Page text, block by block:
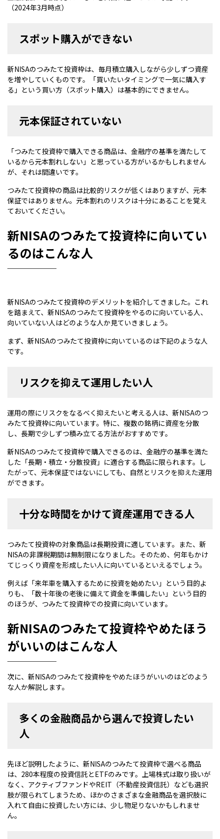
（2024年3月時点）
スポット購入ができない
新NISAのつみたて投資枠は、毎月積立購入しながら少しずつ資産
を増やしていくものです。「買いたいタイミングで一気に購入す
る」という買い方（スポット購入）は基本的にできません。
元本保証されていない
「つみたて投資枠で購入できる商品は、金融庁の基準を満たして
いるから元本割れしない」と思っている方がいるかもしれません
が、それは間違いです。
つみたて投資枠の商品は比較的リスクが低くはありますが、元本
保証ではありません。元本割れのリスクは十分にあることを覚え
ておいてください。
新NISAのつみたて投資枠に向いてい
るのはこんな人
新NISAのつみたて投資枠のデメリットを紹介してきました。これ
を踏まえて、新NISAのつみたて投資枠をやるのに向いている人、
向いていない人はどのような人か見ていきましょう。
まず、新NISAのつみたて投資枠に向いているのは下記のような人
です。
リスクを抑えて運用したい人
運用の際にリスクをなるべく抑えたいと考える人は、新NISAのつ
みたて投資枠に向いています。特に、複数の銘柄に資産を分散
し、長期で少しずつ積み立てる方法がおすすめです。
新NISAのつみたて投資枠で購入できるのは、金融庁の基準を満た
した「長期・積立・分散投資」に適合する商品に限られます。し
たがって、元本保証ではないにしても、自然とリスクを抑えた運用
ができます。
十分な時間をかけて資産運用できる人
つみたて投資枠の対象商品は長期投資に適しています。また、新
NISAの非課税期間は無制限になりました。そのため、何年もかけ
てじっくり資産を形成したい人に向いているといえるでしょう。
例えば「来年車を購入するために投資を始めたい」という目的よ
りも、「数十年後の老後に備えて資金を準備したい」という目的
のほうが、つみたて投資枠での投資に向いています。
新NISAのつみたて投資枠やめたほう
がいいのはこんな人
次に、新NISAのつみたて投資枠をやめたほうがいいのはどのよう
な人か解説します。
多くの金融商品から選んで投資したい
人
先ほど説明したように、新NISAのつみたて投資枠で選べる商品
は、280本程度の投資信託とETFのみです。上場株式は取り扱いが
なく、アクティブファンドやREIT（不動産投資信託）なども選択
肢が限られてしまうため、ほかのさまざまな金融商品を選択肢に
入れて自由に投資したい方には、少し物足りないかもしれませ
ん。